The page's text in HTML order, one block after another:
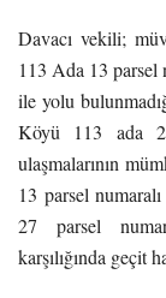
Davacı vekili;
113 Ada 13 parsel
ile yolu
Köyü 113 ada
ulaşmalarının
13 parsel
27 parsel
karşılığında geçit